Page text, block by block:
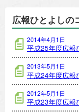
広報ひとよしの
2014年4月1日
平成25年度広報
2013年5月1日
平成24年度広報
2012年5月1日
平成23年度広報